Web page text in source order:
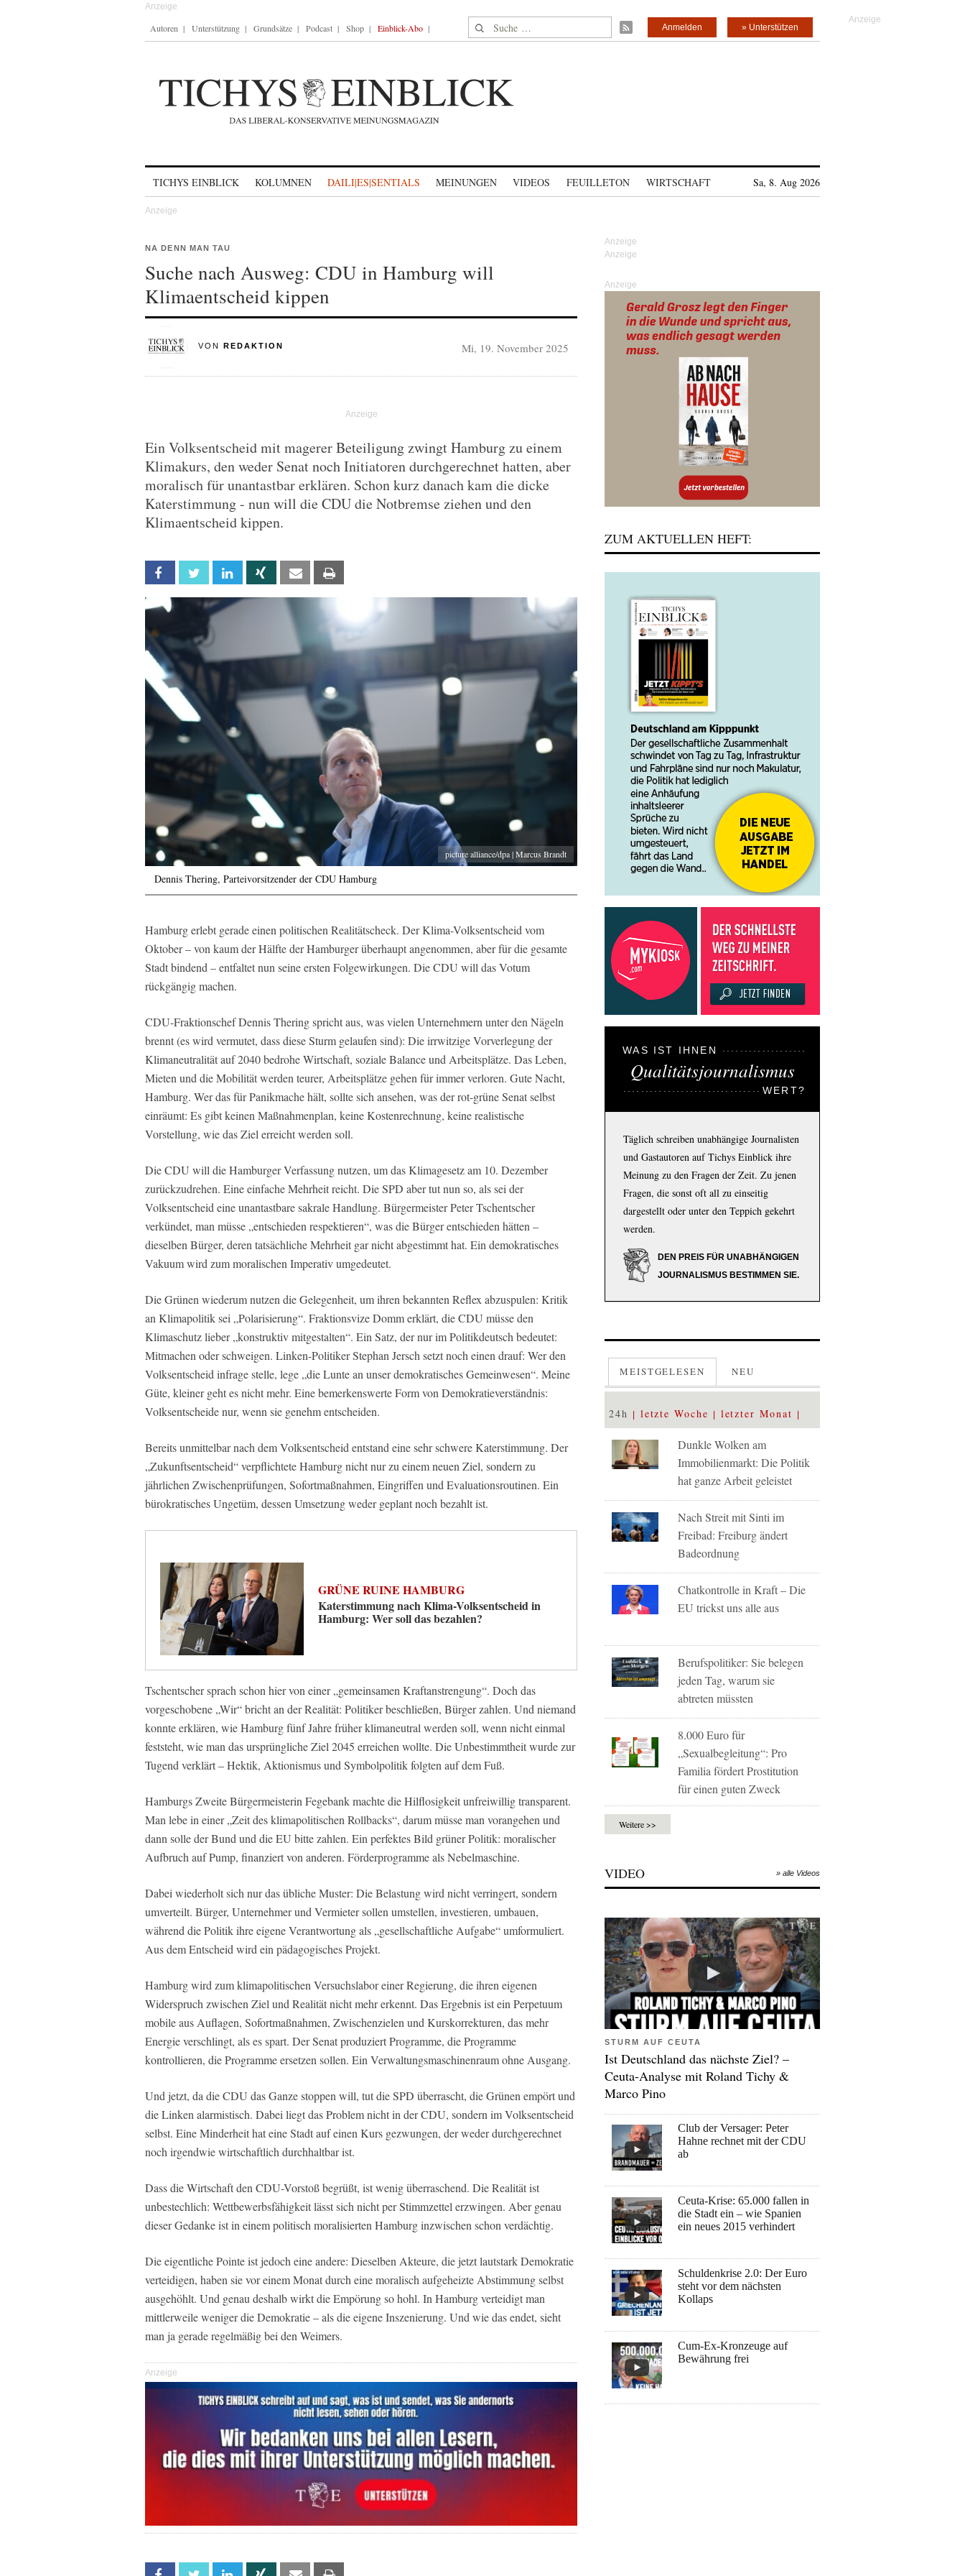
Autoren Unterstützung Grundsätze Podcast Shop Einblick-Abo Suche nach: » Unterstützen
Anmelden
TICHYS EINBLICK KOLUMNEN DAILI|ES|SENTIALS MEINUNGEN VIDEOS FEUILLETON WIRTSCHAFT Sa, 8. Aug 2026
NA DENN MAN TAU
Suche nach Ausweg: CDU in Hamburg will
Klimaentscheid kippen
VON REDAKTION Mi, 19. November 2025
Ein Volksentscheid mit magerer Beteiligung zwingt Hamburg zu einem
Klimakurs, den weder Senat noch Initiatoren durchgerechnet hatten, aber
moralisch für unantastbar erklären. Schon kurz danach kam die dicke
Katerstimmung - nun will die CDU die Notbremse ziehen und den
Klimaentscheid kippen.
Facebook Twitter Linkedin Xing Email
picture alliance/dpa | Marcus Brandt
Dennis Thering, Parteivorsitzender der CDU Hamburg
Hamburg erlebt gerade einen politischen Realitätscheck. Der Klima-Volksentscheid vom
Oktober – von kaum der Hälfte der Hamburger überhaupt angenommen, aber für die gesamte
Stadt bindend – entfaltet nun seine ersten Folgewirkungen. Die CDU will das Votum
rückgängig machen.
CDU-Fraktionschef Dennis Thering spricht aus, was vielen Unternehmern unter den Nägeln
brennt (es wird vermutet, dass diese Sturm gelaufen sind): Die irrwitzige Vorverlegung der
Klimaneutralität auf 2040 bedrohe Wirtschaft, soziale Balance und Arbeitsplätze. Das Leben,
Mieten und die Mobilität werden teurer, Arbeitsplätze gehen für immer verloren. Gute Nacht,
Hamburg. Wer das für Panikmache hält, sollte sich ansehen, was der rot-grüne Senat selbst
einräumt: Es gibt keinen Maßnahmenplan, keine Kostenrechnung, keine realistische
Vorstellung, wie das Ziel erreicht werden soll.
Die CDU will die Hamburger Verfassung nutzen, um das Klimagesetz am 10. Dezember
zurückzudrehen. Eine einfache Mehrheit reicht. Die SPD aber tut nun so, als sei der
Volksentscheid eine unantastbare sakrale Handlung. Bürgermeister Peter Tschentscher
verkündet, man müsse „entschieden respektieren“, was die Bürger entschieden hätten –
dieselben Bürger, deren tatsächliche Mehrheit gar nicht abgestimmt hat. Ein demokratisches
Vakuum wird zum moralischen Imperativ umgedeutet.
Die Grünen wiederum nutzen die Gelegenheit, um ihren bekannten Reflex abzuspulen: Kritik
an Klimapolitik sei „Polarisierung“. Fraktionsvize Domm erklärt, die CDU müsse den
Klimaschutz lieber „konstruktiv mitgestalten“. Ein Satz, der nur im Politikdeutsch bedeutet:
Mitmachen oder schweigen. Linken-Politiker Stephan Jersch setzt noch einen drauf: Wer den
Volksentscheid infrage stelle, lege „die Lunte an unser demokratisches Gemeinwesen“. Meine
Güte, kleiner geht es nicht mehr. Eine bemerkenswerte Form von Demokratieverständnis:
Volksentscheide nur, wenn sie genehm entscheiden.
Bereits unmittelbar nach dem Volksentscheid entstand eine sehr schwere Katerstimmung. Der
„Zukunftsentscheid“ verpflichtete Hamburg nicht nur zu einem neuen Ziel, sondern zu
jährlichen Zwischenprüfungen, Sofortmaßnahmen, Eingriffen und Evaluationsroutinen. Ein
bürokratisches Ungetüm, dessen Umsetzung weder geplant noch bezahlt ist.
GRÜNE RUINE HAMBURG
Katerstimmung nach Klima-Volksentscheid in
Hamburg: Wer soll das bezahlen?
Tschentscher sprach schon hier von einer „gemeinsamen Kraftanstrengung“. Doch das
vorgeschobene „Wir“ bricht an der Realität: Politiker beschließen, Bürger zahlen. Und niemand
konnte erklären, wie Hamburg fünf Jahre früher klimaneutral werden soll, wenn nicht einmal
feststeht, wie man das ursprüngliche Ziel 2045 erreichen wollte. Die Unbestimmtheit wurde zur
Tugend verklärt – Hektik, Aktionismus und Symbolpolitik folgten auf dem Fuß.
Hamburgs Zweite Bürgermeisterin Fegebank machte die Hilflosigkeit unfreiwillig transparent.
Man lebe in einer „Zeit des klimapolitischen Rollbacks“, darum müsse man vorangehen und
dann solle der Bund und die EU bitte zahlen. Ein perfektes Bild grüner Politik: moralischer
Aufbruch auf Pump, finanziert von anderen. Förderprogramme als Nebelmaschine.
Dabei wiederholt sich nur das übliche Muster: Die Belastung wird nicht verringert, sondern
umverteilt. Bürger, Unternehmer und Vermieter sollen umstellen, investieren, umbauen,
während die Politik ihre eigene Verantwortung als „gesellschaftliche Aufgabe“ umformuliert.
Aus dem Entscheid wird ein pädagogisches Projekt.
Hamburg wird zum klimapolitischen Versuchslabor einer Regierung, die ihren eigenen
Widerspruch zwischen Ziel und Realität nicht mehr erkennt. Das Ergebnis ist ein Perpetuum
mobile aus Auflagen, Sofortmaßnahmen, Zwischenzielen und Kurskorrekturen, das mehr
Energie verschlingt, als es spart. Der Senat produziert Programme, die Programme
kontrollieren, die Programme ersetzen sollen. Ein Verwaltungsmaschinenraum ohne Ausgang.
Und jetzt, da die CDU das Ganze stoppen will, tut die SPD überrascht, die Grünen empört und
die Linken alarmistisch. Dabei liegt das Problem nicht in der CDU, sondern im Volksentscheid
selbst. Eine Minderheit hat eine Stadt auf einen Kurs gezwungen, der weder durchgerechnet
noch irgendwie wirtschaftlich durchhaltbar ist.
Dass die Wirtschaft den CDU-Vorstoß begrüßt, ist wenig überraschend. Die Realität ist
unbestechlich: Wettbewerbsfähigkeit lässt sich nicht per Stimmzettel erzwingen. Aber genau
dieser Gedanke ist in einem politisch moralisierten Hamburg inzwischen schon verdächtig.
Die eigentliche Pointe ist jedoch eine andere: Dieselben Akteure, die jetzt lautstark Demokratie
verteidigen, haben sie vor einem Monat durch eine moralisch aufgeheizte Abstimmung selbst
ausgehöhlt. Und genau deshalb wirkt die Empörung so hohl. In Hamburg verteidigt man
mittlerweile weniger die Demokratie – als die eigene Inszenierung. Und wie das endet, sieht
man ja gerade regelmäßig bei den Weimers.
Anzeige
Anzeige
ZUM AKTUELLEN HEFT:
WAS IST IHNEN
Qualitätsjournalismus
WERT?
Täglich schreiben unabhängige Journalisten
und Gastautoren auf Tichys Einblick ihre
Meinung zu den Fragen der Zeit. Zu jenen
Fragen, die sonst oft all zu einseitig
dargestellt oder unter den Teppich gekehrt
werden.
DEN PREIS FÜR UNABHÄNGIGEN
JOURNALISMUS BESTIMMEN SIE.
MEISTGELESEN NEU
24h letzte Woche letzter Monat
Dunkle Wolken am
Immobilienmarkt: Die Politik
hat ganze Arbeit geleistet
Nach Streit mit Sinti im
Freibad: Freiburg ändert
Badeordnung
Chatkontrolle in Kraft – Die
EU trickst uns alle aus
Berufspolitiker: Sie belegen
jeden Tag, warum sie
abtreten müssten
8.000 Euro für
„Sexualbegleitung“: Pro
Familia fördert Prostitution
für einen guten Zweck
Weitere >>
VIDEO » alle Videos
STURM AUF CEUTA
Ist Deutschland das nächste Ziel? –
Ceuta-Analyse mit Roland Tichy &
Marco Pino
Club der Versager: Peter
Hahne rechnet mit der CDU
ab
Ceuta-Krise: 65.000 fallen in
die Stadt ein – wie Spanien
ein neues 2015 verhindert
Schuldenkrise 2.0: Der Euro
steht vor dem nächsten
Kollaps
Cum-Ex-Kronzeuge auf
Bewährung frei